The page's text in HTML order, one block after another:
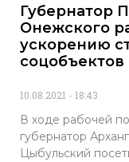
Губернатор
Онежского
ускорению
соцобъектов
10.08.2021 18:43
В ходе рабочей
губернатор
Цыбульский